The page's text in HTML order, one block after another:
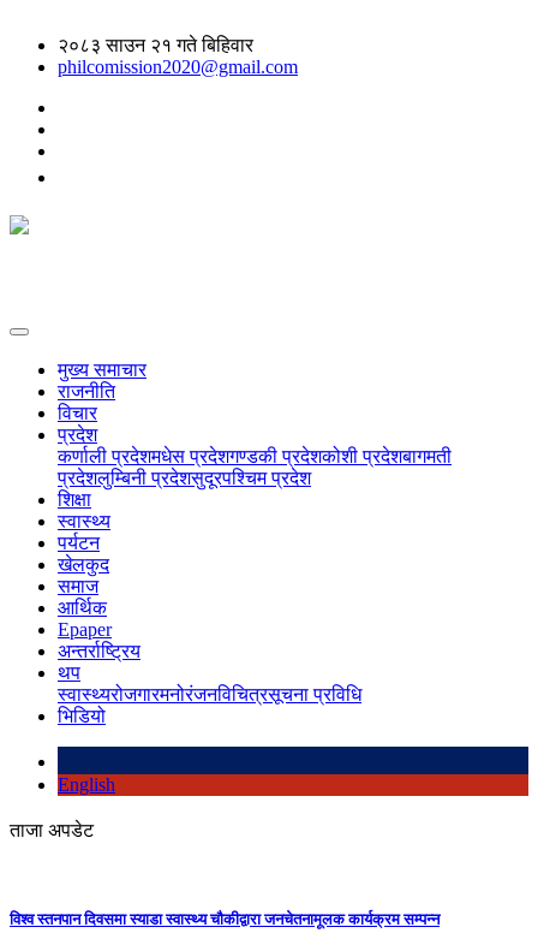
२०८३ साउन २१ गते बिहिवार
philcomission2020@gmail.com
मुख्य समाचार
राजनीति
विचार
प्रदेश
कर्णाली प्रदेशमधेस प्रदेशगण्डकी प्रदेशकोशी प्रदेशबागमती
प्रदेशलुम्बिनी प्रदेशसुदूरपश्चिम प्रदेश
शिक्षा
स्वास्थ्य
पर्यटन
खेलकुद
समाज
आर्थिक
Epaper
अन्तर्राष्ट्रिय
थप
स्वास्थ्यरोजगारमनोरंजनविचित्रसूचना प्रविधि
भिडियो
English
ताजा अपडेट
विश्व स्तनपान दिवसमा स्याडा स्वास्थ्य चौकीद्वारा जनचेतनामूलक कार्यक्रम सम्पन्न